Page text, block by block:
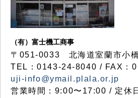
（有）富士機工商事
〒051-0033 北海道室蘭市小
TEL：0143-24-8040 / FAX：
uji-info@ymail.plala.or.jp
営業時間：9:00〜17:00 / 定休